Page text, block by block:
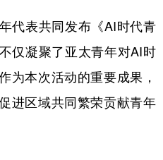
河北 山西
上海 江苏
表共同发布《AI时代青
仅凝聚了亚太青年对AI时
为本次活动的重要成果，
进区域共同繁荣贡献青年